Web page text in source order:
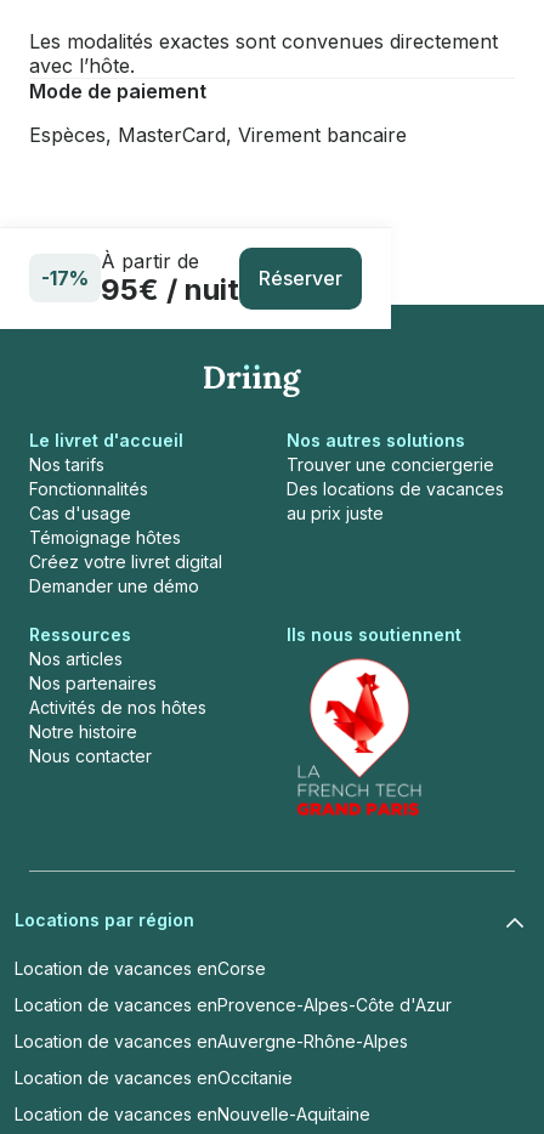
Les modalités exactes sont convenues directement
avec l’hôte.
Mode de paiement
Espèces, MasterCard, Virement bancaire
-17%
À partir de
95€ / nuit Réserver
Le livret d'accueil
Nos tarifs
Fonctionnalités
Cas d'usage
Témoignage hôtes
Créez votre livret digital
Demander une démo
Nos autres solutions
Trouver une conciergerie
Des locations de vacances
au prix juste
Ressources
Nos articles
Nos partenaires
Activités de nos hôtes
Notre histoire
Nous contacter
Ils nous soutiennent
Locations par région
Location de vacances enCorse
Location de vacances enProvence-Alpes-Côte d'Azur
Location de vacances enAuvergne-Rhône-Alpes
Location de vacances enOccitanie
Location de vacances enNouvelle-Aquitaine